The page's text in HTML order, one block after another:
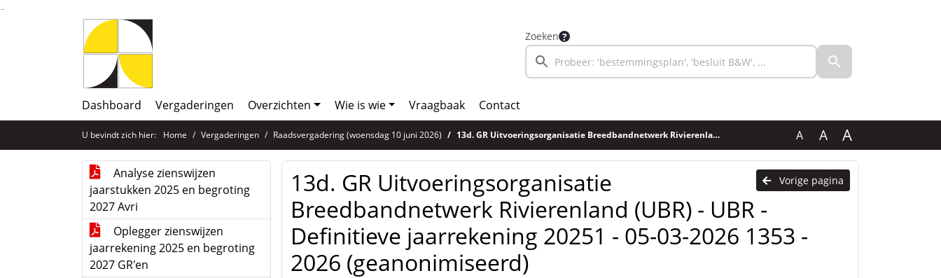
Ga naar de inhoud van deze pagina
Ga naar het zoeken
Ga naar het menu
Zoeken
Dashboard Vergaderingen Overzichten Wie is wie Vraagbaak Contact
U bevindt zich hier: Home Vergaderingen Raadsvergadering (woensdag 10 juni 2026) 13d. GR Uitvoeringsorganisatie Breedbandnetwerk Rivierenland (UBR) - UBR - Definitieve jaarrekening 20251 - 05-03-2026 1353 - 2026 (geanonimiseerd) A A A
Analyse zienswijzen
jaarstukken 2025 en begroting
2027 Avri
Oplegger zienswijzen
jaarrekening 2025 en begroting
2027 GR'en
Vorige pagina
13d. GR Uitvoeringsorganisatie
Breedbandnetwerk Rivierenland (UBR) - UBR -
Definitieve jaarrekening 20251 - 05-03-2026 1353 -
2026 (geanonimiseerd)